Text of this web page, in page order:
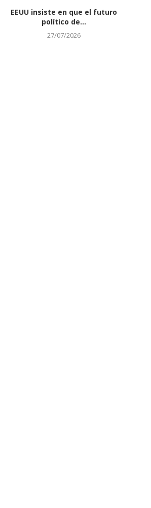
EEUU insiste en que el futuro
político de...
27/07/2026